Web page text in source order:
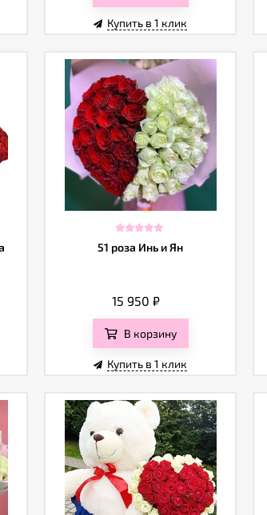
Купить в 1 клик
51 роза Инь и Ян
15 950 ₽
В корзину
Купить в 1 клик